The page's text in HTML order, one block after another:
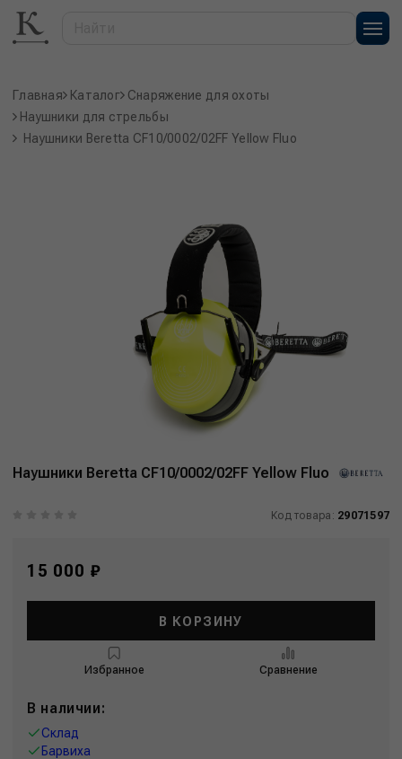
Главная Каталог Снаряжение для охоты
Наушники для стрельбы
Наушники Beretta CF10/0002/02FF Yellow Fluo
Наушники Beretta CF10/0002/02FF Yellow Fluo
Код товара: 29071597
15 000 ₽
В КОРЗИНУ
Избранное Сравнение
В наличии:
Склад
Барвиха